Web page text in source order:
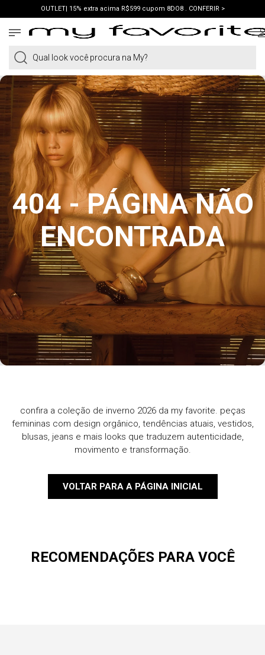
OUTLET| 15% extra acima R$599 cupom 8DO8 . CONFERIR >
PRIMEIRA COMPRA | ganhe 10% cupom WELCOME. VER LOOKS >
Qual look você procura na My?
404 - PÁGINA NÃO
ENCONTRADA
confira a coleção de inverno 2026 da my favorite. peças
femininas com design orgânico, tendências atuais, vestidos,
blusas, jeans e mais looks que traduzem autenticidade,
movimento e transformação.
VOLTAR PARA A PÁGINA INICIAL
RECOMENDAÇÕES PARA VOCÊ